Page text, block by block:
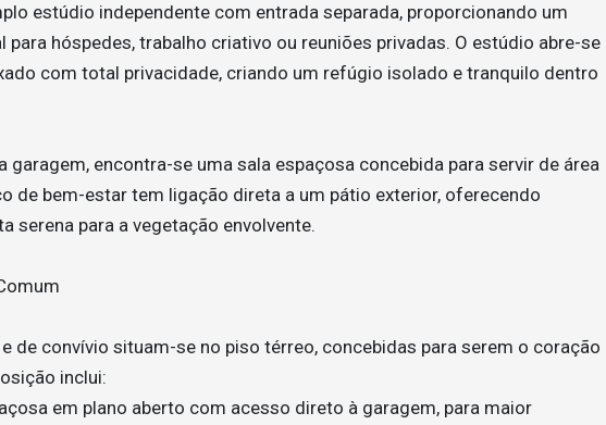
estúdio independente com entrada separada, proporcionando um
hóspedes, trabalho criativo ou reuniões privadas. O estúdio abre-se
com total privacidade, criando um refúgio isolado e tranquilo dentro
garagem, encontra-se uma sala espaçosa concebida para servir de área
de bem-estar tem ligação direta a um pátio exterior, oferecendo
serena para a vegetação envolvente.
de convívio situam-se no piso térreo, concebidas para serem o coração
inclui:
em plano aberto com acesso direto à garagem, para maior